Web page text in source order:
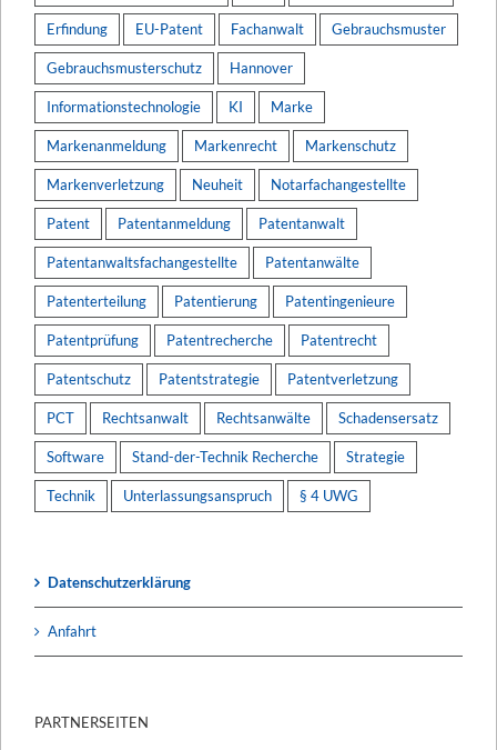
Erfindung EU-Patent Fachanwalt Gebrauchsmuster
Gebrauchsmusterschutz Hannover
Informationstechnologie KI Marke
Markenanmeldung Markenrecht Markenschutz
Markenverletzung Neuheit Notarfachangestellte
Patent Patentanmeldung Patentanwalt
Patentanwaltsfachangestellte Patentanwälte
Patenterteilung Patentierung Patentingenieure
Patentprüfung Patentrecherche Patentrecht
Patentschutz Patentstrategie Patentverletzung
PCT Rechtsanwalt Rechtsanwälte Schadensersatz
Software Stand-der-Technik Recherche Strategie
Technik Unterlassungsanspruch § 4 UWG
Datenschutzerklärung
Anfahrt
PARTNERSEITEN